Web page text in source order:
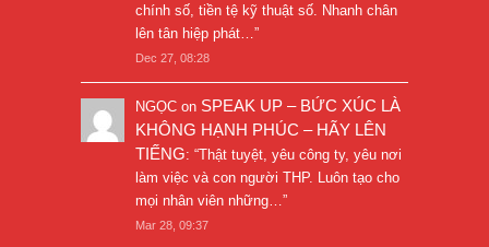
chính số, tiền tệ kỹ thuật số. Nhanh chân
lên tân hiệp phát… ”
Dec 27, 08:28
NGỌC on SPEAK UP – BỨC XÚC LÀ
KHÔNG HẠNH PHÚC – HÃY LÊN
TIẾNG: “Thật tuyệt, yêu công ty, yêu nơi
làm việc và con người THP. Luôn tạo cho
mọi nhân viên những… ”
Mar 28, 09:37